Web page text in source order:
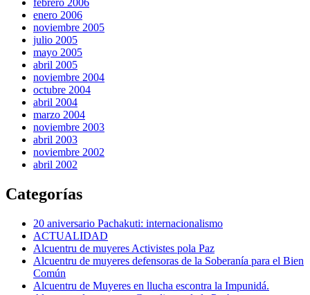
enero 2006
noviembre 2005
julio 2005
mayo 2005
abril 2005
noviembre 2004
octubre 2004
abril 2004
marzo 2004
noviembre 2003
abril 2003
noviembre 2002
abril 2002
Categorías
20 aniversario Pachakuti: internacionalismo
ACTUALIDAD
Alcuentru de muyeres Activistes pola Paz
Alcuentru de muyeres defensoras de la Soberanía para el Bien
Común
Alcuentru de Muyeres en llucha escontra la Impunidá.